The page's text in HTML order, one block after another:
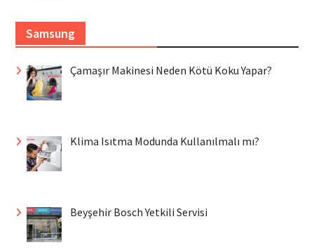
Samsung
Çamaşır Makinesi Neden Kötü Koku Yapar?
Klima Isıtma Modunda Kullanılmalı mı?
Beyşehir Bosch Yetkili Servisi